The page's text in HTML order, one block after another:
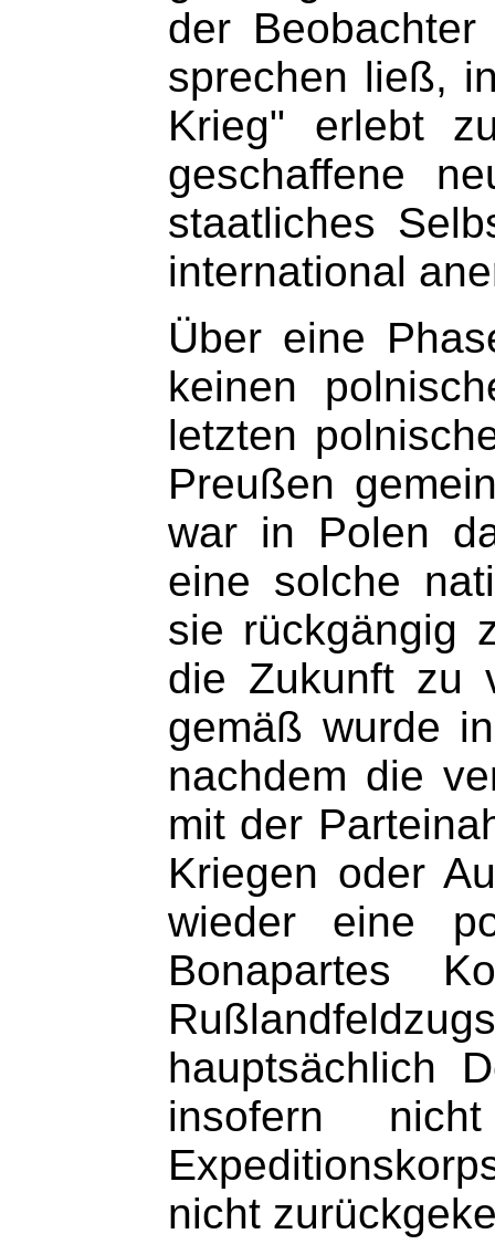
der
sprechen ließ,
Krieg" erlebt
geschaffene
staatliches
international
Über eine
keinen
letzten
Preußen
war in Polen
eine solche
sie rückgängig
die Zukunft zu
gemäß wurde
nachdem die
mit der
Kriegen oder
wieder eine
Bonapartes
hauptsächlich
insofern
nicht